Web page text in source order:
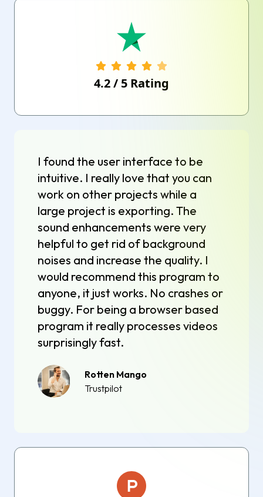
4.2/ 5 Rating
I found the user interface to be
intuitive. I really love that you can
work on other projects while a
large project is exporting. The
sound enhancements were very
helpful to get rid of background
noises and increase the quality. I
would recommend this program to
anyone, it just works. No crashes or
buggy. For being a browser based
program it really processes videos
surprisingly fast.
Rotten Mango
Trustpilot